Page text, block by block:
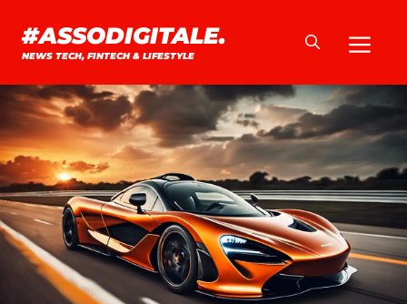
contenuto
#ASSODIGITALE.
NEWS TECH, FINTECH & LIFESTYLE